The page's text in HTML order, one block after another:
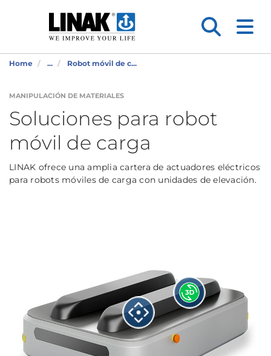
Home ... Robot móvil de c...
MANIPULACIÓN DE MATERIALES
Soluciones para robot
móvil de carga
LINAK ofrece una amplia cartera de actuadores eléctricos
para robots móviles de carga con unidades de elevación.